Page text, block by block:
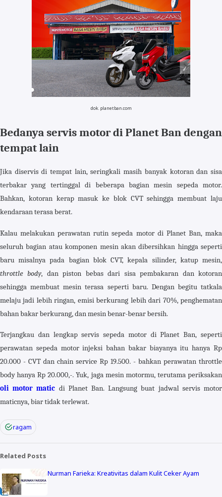
dok. planetban.com
Bedanya servis motor di Planet Ban dengan
tempat lain
Jika diservis di tempat lain, seringkali masih banyak kotoran dan sisa
terbakar yang tertinggal di beberapa bagian mesin sepeda motor.
Bahkan, kotoran kerap masuk ke blok CVT sehingga membuat laju
kendaraan terasa berat.
Kalau melakukan perawatan rutin sepeda motor di Planet Ban, maka
seluruh bagian atau komponen mesin akan dibersihkan hingga seperti
baru misalnya pada bagian blok CVT, kepala silinder, katup mesin,
throttle body, dan piston bebas dari sisa pembakaran dan kotoran
sehingga membuat mesin terasa seperti baru. Dengan begitu tatkala
melaju jadi lebih ringan, emisi berkurang lebih dari 70%, penghematan
bahan bakar berkurang, dan mesin benar-benar bersih.
Terjangkau dan lengkap servis sepeda motor di Planet Ban, seperti
perawatan sepeda motor injeksi bahan bakar biayanya itu hanya Rp
20.000 - CVT dan chain service Rp 19.500. - bahkan perawatan throttle
body hanya Rp 20.000,-. Yuk, jaga mesin motormu, terutama periksakan
oli motor matic di Planet Ban. Langsung buat jadwal servis motor
maticnya, biar tidak terlewat.
ragam
Related Posts
Nurman Farieka: Kreativitas dalam Kulit Ceker Ayam